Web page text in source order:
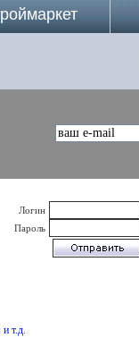
Логин
Пароль
т.д.